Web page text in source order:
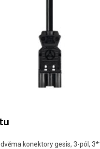
konektory gesis, 3-pól,